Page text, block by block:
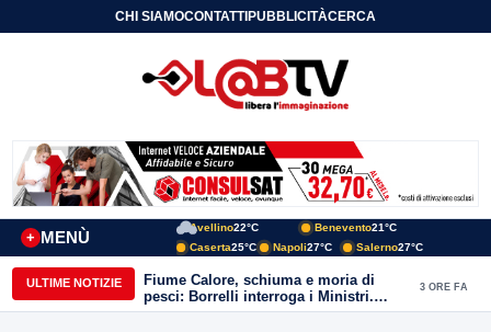
CHI SIAMOCONTATTIPUBBLICITÀCERCA
MENÙ
+
Avellino22°C Benevento21°C
Caserta25°C Napoli27°C Salerno27°C
ULTIME NOTIZIE
Fiume Calore, schiuma e moria di
pesci: Borrelli interroga i Ministri.
“Benevento paga l’assenza del
3 ORE FA